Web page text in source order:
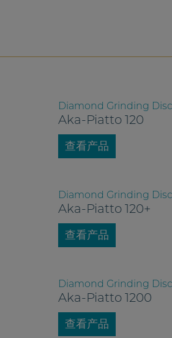
Diamond Grinding
Aka-Piatto 120
查看产品
Diamond Grinding
Aka-Piatto 120+
查看产品
Diamond Grinding
Aka-Piatto 1200
查看产品